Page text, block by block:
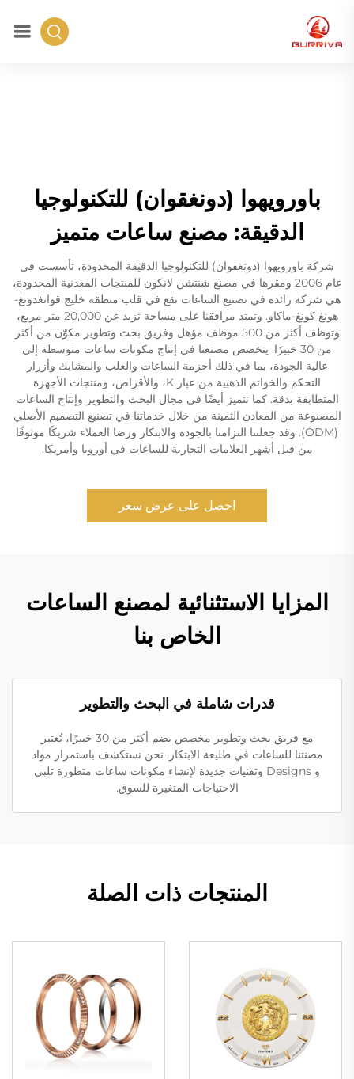
باورويهوا (دونغقوان) للتكنولوجيا
الدقيقة: مصنع ساعات متميز
شركة باورويهوا (دونغقوان) للتكنولوجيا الدقيقة المحدودة، تأسست في
عام 2006 ومقرها في مصنع شنتشن لانكون للمنتجات المعدنية المحدودة،
هي شركة رائدة في تصنيع الساعات تقع في قلب منطقة خليج قوانغدونغ-
هونغ كونغ-ماكاو. وتمتد مرافقنا على مساحة تزيد عن 20,000 متر مربع،
وتوظف أكثر من 500 موظف مؤهل وفريق بحث وتطوير مكوّن من أكثر
من 30 خبيرًا. يتخصص مصنعنا في إنتاج مكونات ساعات متوسطة إلى
عالية الجودة، بما في ذلك أحزمة الساعات والعلب والمشابك وأزرار
التحكم والخواتم الذهبية من عيار K، والأقراص، ومنتجات الأجهزة
المتطابقة بدقة. كما نتميز أيضًا في مجال البحث والتطوير وإنتاج الساعات
المصنوعة من المعادن الثمينة من خلال خدماتنا في تصنيع التصميم الأصلي
(ODM). وقد جعلتنا التزامنا بالجودة والابتكار ورضا العملاء شريكًا موثوقًا
من قبل أشهر العلامات التجارية للساعات في أوروبا وأمريكا.
احصل على عرض سعر
المزايا الاستثنائية لمصنع الساعات
الخاص بنا
قدرات شاملة في البحث والتطوير
مع فريق بحث وتطوير مخصص يضم أكثر من 30 خبيرًا، تُعتبر
مصنتنا للساعات في طليعة الابتكار. نحن نستكشف باستمرار مواد
و Designs وتقنيات جديدة لإنشاء مكونات ساعات متطورة تلبي
الاحتياجات المتغيرة للسوق.
المنتجات ذات الصلة